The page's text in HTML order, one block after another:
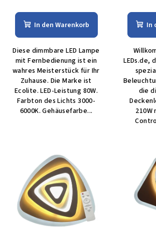
In den Warenkorb
Diese dimmbare LED Lampe
mit Fernbedienung ist ein
wahres Meisterstück für Ihr
Zuhause. Die Marke ist
Ecolite. LED-Leistung 80W.
Farbton des Lichts 3000-
6000K. Gehäusefarbe...
In
LEDs.de,
die